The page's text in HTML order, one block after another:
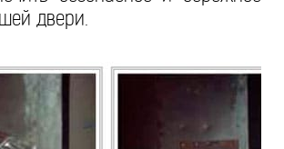
двери.